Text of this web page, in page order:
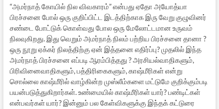
“அமர்நாத் கோயில் நில விவகாரம்” என்பது ஏதோ அயோத்யா
பிரச்சனை போல் ஒரு குறிப்பிட்ட இடத்திற்காக இரு வேறு குழுவினர்
சண்டை போட்டுக் கொள்வது போல ஒரு மேலோட்டமான உருவம்
நிலவுகிறது. இது வெறும் அமர்நாத் நிலம் பற்றிய பிரச்சனை தானா ?
ஒரு நூறு ஏக்கர் நிலத்திற்கு ஏன் இத்தனை எதிர்ப்பு? முதலில் இந்த
அமர்நாத் பிரச்சனை எப்படி ஆரம்பித்தது ? அரசியல்வாதிகளும்,
பிரிவினைவாதிகளும், பத்திரிகைகளும், காஷ்மீரிகள் என்று
சொல்லை காஷ்மீரில் வாழ்கின்ற முஸ்லீம்களை மட்டுமே குறிக்கும்படி
பயன்படுத்துகிறார்கள். உண்மையில் காஷ்மீரிகள் யார்? பண்டிட்கள்
என்பவர்கள் யார்? இன்னும் பல கேள்விகளுக்கு இந்தக் கட்டுரை